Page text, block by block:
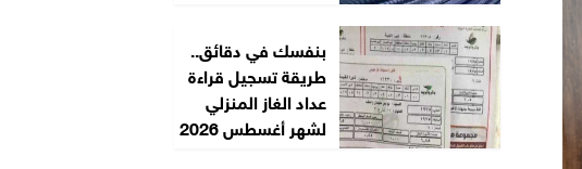
بنفسك في دقائق..
طريقة تسجيل قراءة
عداد الغاز المنزلي
لشهر أغسطس 2026